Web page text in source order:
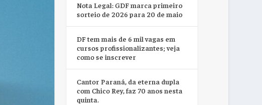
Nota Legal: GDF marca primeiro
sorteio de 2026 para 20 de maio
DF tem mais de 6 mil vagas em
cursos profissionalizantes; veja
como se inscrever
Cantor Paraná, da eterna dupla
com Chico Rey, faz 70 anos nesta
quinta.